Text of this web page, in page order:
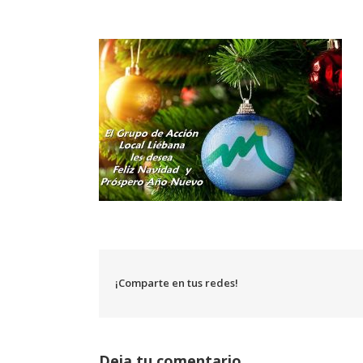
¡Comparte en tus redes!